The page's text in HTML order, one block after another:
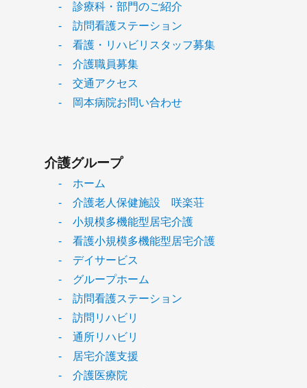
- 診療科・部門のご紹介
- 訪問看護ステーション
- 看護・リハビリスタッフ募集
- 介護職員募集
- 交通アクセス
- 岡本病院お問い合わせ
介護グループ
- ホーム
- 介護老人保健施設 咲楽荘
- 小規模多機能型居宅介護
- 看護小規模多機能型居宅介護
- デイサービス
- グループホーム
- 訪問看護ステーション
- 訪問リハビリ
- 通所リハビリ
- 居宅介護支援
- 介護医療院